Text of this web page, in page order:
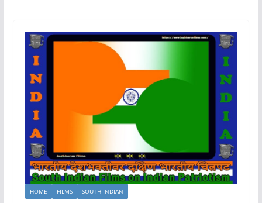
HOME FILMS SOUTH INDIAN